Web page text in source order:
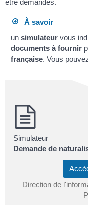
être demandés.
À savoir
unsimulateur vous
documents à fournir
française. Vous
Simulateur
Demande de
Direction de